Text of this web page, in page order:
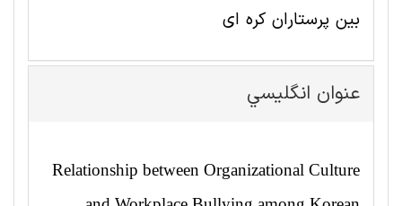
بین پرستاران کره ای
عنوان انگليسي
Relationship between Organizational Culture